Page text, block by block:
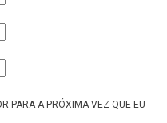
PARA A PRÓXIMA VEZ QUE EU